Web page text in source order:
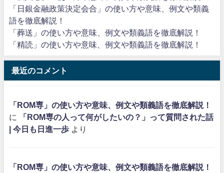
「日銀金融政策決定会合」の使い方や意味、例文や類義
語を徹底解説！
「葬送」の使い方や意味、例文や類義語を徹底解説！
「精読」の使い方や意味、例文や類義語を徹底解説！
最近のコメント
「ROM専」の使い方や意味、例文や類義語を徹底解説！
に
「ROM専の人って何がしたいの？」って質問された話
| 今日も日進一歩 より
「ROM専」の使い方や意味、例文や類義語を徹底解説！